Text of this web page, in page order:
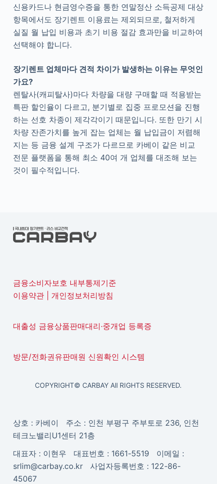
신용카드나 현금영수증을 통한 연말정산 소득공제 대상
항목에서도 장기렌트 이용료는 제외되므로, 철저하게
실질 월 납입 비용과 초기 비용 절감 효과만을 비교하여
선택해야 합니다.
장기렌트 업체마다 견적 차이가 발생하는 이유는 무엇인
가요?
렌탈사(캐피탈사)마다 차량을 대량 구매할 때 적용받는
특판 할인율이 다르고, 분기별로 집중 프로모션을 진행
하는 선호 차종이 제각각이기 때문입니다. 또한 만기 시
차량 잔존가치를 높게 잡는 업체는 월 납입금이 저렴해
지는 등 금융 설계 구조가 다르므로 카베이 같은 비교
전문 플랫폼을 통해 최소 40여 개 업체를 대조해 보는
것이 필수적입니다.
금융소비자보호 내부통제기준
이용약관| 개인정보처리방침
대출성 금융상품판매대리·중개업 등록증
방문/전화권유판매원 신원확인 시스템
COPYRIGHT© CARBAY All RIGHTS RESERVED.
상호 : 카베이 주소 : 인천 부평구 주부토로 236, 인천
테크노밸리U1센터 21층
대표자 : 이현우 대표번호 : 1661-5519 이메일 :
srlim@carbay.co.kr 사업자등록번호 : 122-86-
45067